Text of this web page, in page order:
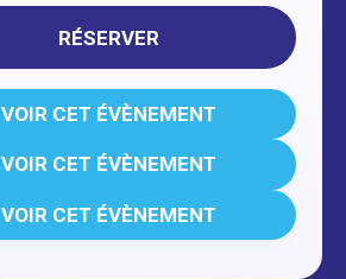
RÉSERVER
VOIR CET ÉVÈNEMENT
VOIR CET ÉVÈNEMENT
VOIR CET ÉVÈNEMENT